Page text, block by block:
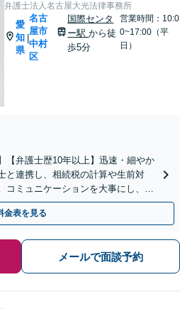
弁護士法人名古屋大光法律事務所
愛
知
県
|
名古
屋市
中村
区
国際センタ
ー駅から徒
歩5分
営業時間：10:0
0~17:00（平
日）
【弁護士歴10年以上】迅速・細やか
と連携し、相続税の計算や生前対
コミュニケーションを大事にし、よ
名古屋駅10分】
金表を見る
メールで面談予約